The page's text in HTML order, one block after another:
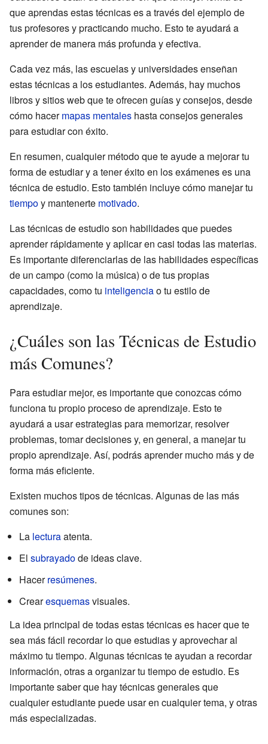
que aprendas estas técnicas es a través del ejemplo de
tus profesores y practicando mucho. Esto te ayudará a
aprender de manera más profunda y efectiva.
Cada vez más, las escuelas y universidades enseñan
estas técnicas a los estudiantes. Además, hay muchos
libros y sitios web que te ofrecen guías y consejos, desde
cómo hacermapas mentales hasta consejos generales
para estudiar con éxito.
En resumen, cualquier método que te ayude a mejorar tu
forma de estudiar y a tener éxito en los exámenes es una
técnica de estudio. Esto también incluye cómo manejar tu
tiempoy mantenerte motivado.
Las técnicas de estudio son habilidades que puedes
aprender rápidamente y aplicar en casi todas las materias.
Es importante diferenciarlas de las habilidades específicas
de un campo (como la música) o de tus propias
capacidades, como tu inteligenciao tu estilo de
aprendizaje.
¿Cuáles son las Técnicas de Estudio
más Comunes?
Para estudiar mejor, es importante que conozcas cómo
funciona tu propio proceso de aprendizaje. Esto te
ayudará a usar estrategias para memorizar, resolver
problemas, tomar decisiones y, en general, a manejar tu
propio aprendizaje. Así, podrás aprender mucho más y de
forma más eficiente.
Existen muchos tipos de técnicas. Algunas de las más
comunes son:
La lecturaatenta.
El subrayadode ideas clave.
Hacerresúmenes.
Crearesquemasvisuales.
La idea principal de todas estas técnicas es hacer que te
sea más fácil recordar lo que estudias y aprovechar al
máximo tu tiempo. Algunas técnicas te ayudan a recordar
información, otras a organizar tu tiempo de estudio. Es
importante saber que hay técnicas generales que
cualquier estudiante puede usar en cualquier tema, y otras
más especializadas.